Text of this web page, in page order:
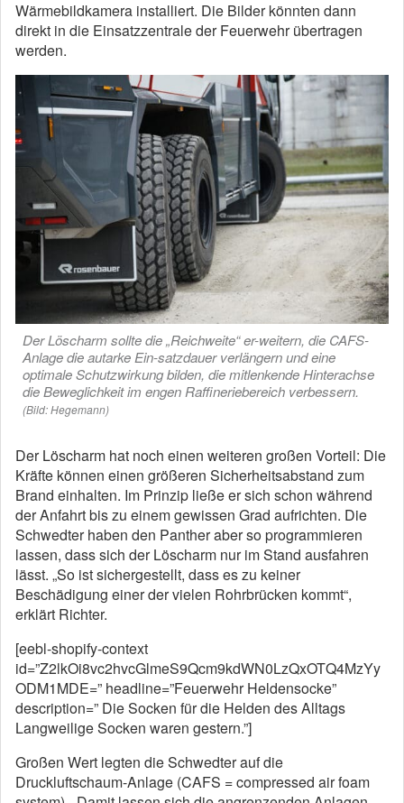
Wärmebildkamera installiert. Die Bilder könnten dann
direkt in die Einsatzzentrale der Feuerwehr übertragen
werden.
Der Löscharm sollte die „Reichweite“ er-weitern, die CAFS-
Anlage die autarke Ein-satzdauer verlängern und eine
optimale Schutzwirkung bilden, die mitlenkende Hinterachse
die Beweglichkeit im engen Raffineriebereich verbessern.
(Bild: Hegemann)
Der Löscharm hat noch einen weiteren großen Vorteil: Die
Kräfte können einen größeren Sicherheitsabstand zum
Brand einhalten. Im Prinzip ließe er sich schon während
der Anfahrt bis zu einem gewissen Grad aufrichten. Die
Schwedter haben den Panther aber so programmieren
lassen, dass sich der Löscharm nur im Stand ausfahren
lässt. „So ist sichergestellt, dass es zu keiner
Beschädigung einer der vielen Rohrbrücken kommt“,
erklärt Richter.
[eebl-shopify-context
id=”Z2lkOi8vc2hvcGlmeS9Qcm9kdWN0LzQxOTQ4MzYy
ODM1MDE=” headline=”Feuerwehr Heldensocke”
description=” Die Socken für die Helden des Alltags
Langweilige Socken waren gestern.”]
Großen Wert legten die Schwedter auf die
Druckluftschaum-Anlage (CAFS = compressed air foam